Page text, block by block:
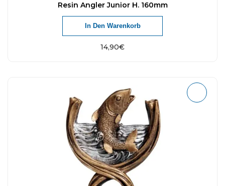
Resin Angler Junior H. 160mm
14,90€
In Den Warenkorb